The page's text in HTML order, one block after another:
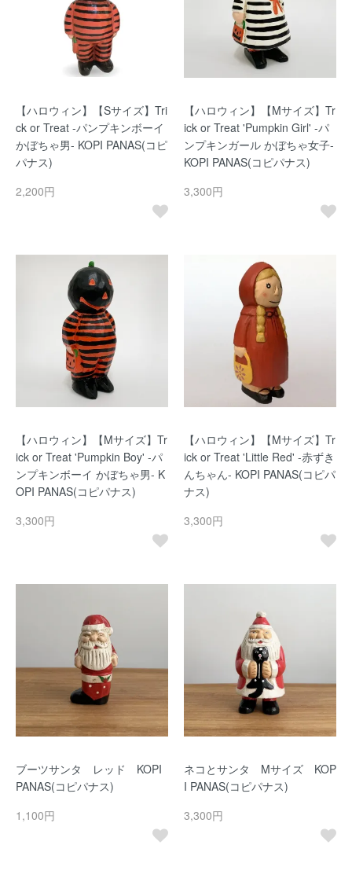
【ハロウィン】【Sサイズ】Tri
ck or Treat -パンプキンボーイ
かぼちゃ男- KOPI PANAS(コピ
パナス)
2,200円
【ハロウィン】【Mサイズ】Tr
ick or Treat 'Pumpkin Girl' -パ
ンプキンガール かぼちゃ女子-
KOPI PANAS(コピパナス)
3,300円
【ハロウィン】【Mサイズ】Tr
ick or Treat 'Pumpkin Boy' -パ
ンプキンボーイ かぼちゃ男- K
OPI PANAS(コピパナス)
3,300円
【ハロウィン】【Mサイズ】Tr
ick or Treat 'Little Red' -赤ずき
んちゃん- KOPI PANAS(コピパ
ナス)
3,300円
ブーツサンタ レッド KOPI
PANAS(コピパナス)
1,100円
ネコとサンタ Mサイズ KOP
I PANAS(コピパナス)
3,300円